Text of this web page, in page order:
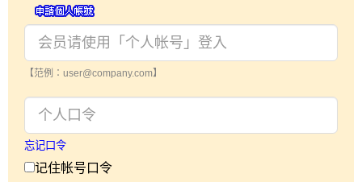
【范例：user@company.com】
忘记口令
记住帐号口令